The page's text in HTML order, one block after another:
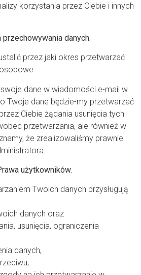
korzystania przez Ciebie i innych
przechowywania danych.
przez jaki okres przetwarzać
dane w wiadomości e-mail w
Twoje dane będzie-my przetwarzać
Ciebie żądania usunięcia tych
przetwarzania, ale również w
że zrealizowaliśmy prawnie
użytkowników.
Twoich danych przysługują
danych oraz
usunięcia, ograniczenia
danych,